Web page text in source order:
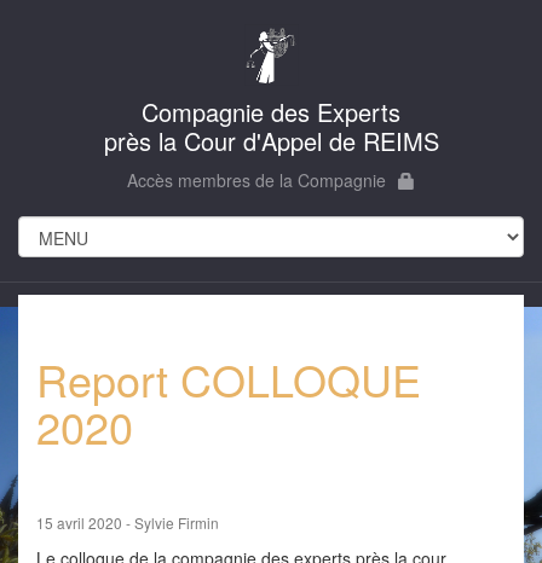
Compagnie des Experts
près la Cour d'Appel de REIMS
Accès membres de la Compagnie
Report COLLOQUE
2020
15 avril 2020 - Sylvie Firmin